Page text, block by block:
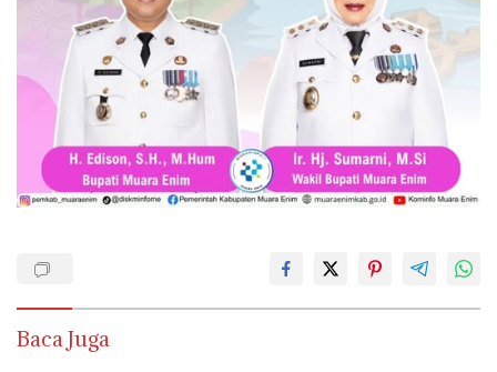
Baca Juga